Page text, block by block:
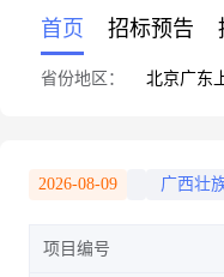
首页 招标预告
省份地区： 北京广东
2026-08-09 广西壮
项目编号